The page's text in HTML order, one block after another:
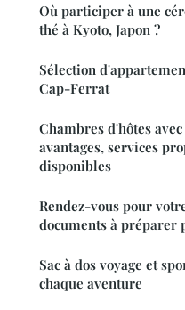
Où participer à une
thé à Kyoto, Japon ?
Sélection
Cap-Ferrat
Chambres d'hôtes
avantages, services
disponibles
Rendez-vous pour
documents à préparer
Sac à dos voyage et
chaque aventure